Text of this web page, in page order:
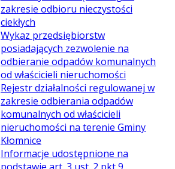
zakresie odbioru nieczystości
ciekłych
Wykaz przedsiębiorstw
posiadających zezwolenie na
odbieranie odpadów komunalnych
od właścicieli nieruchomości
Rejestr działalności regulowanej w
zakresie odbierania odpadów
komunalnych od właścicieli
nieruchomości na terenie Gminy
Kłomnice
Informacje udostępnione na